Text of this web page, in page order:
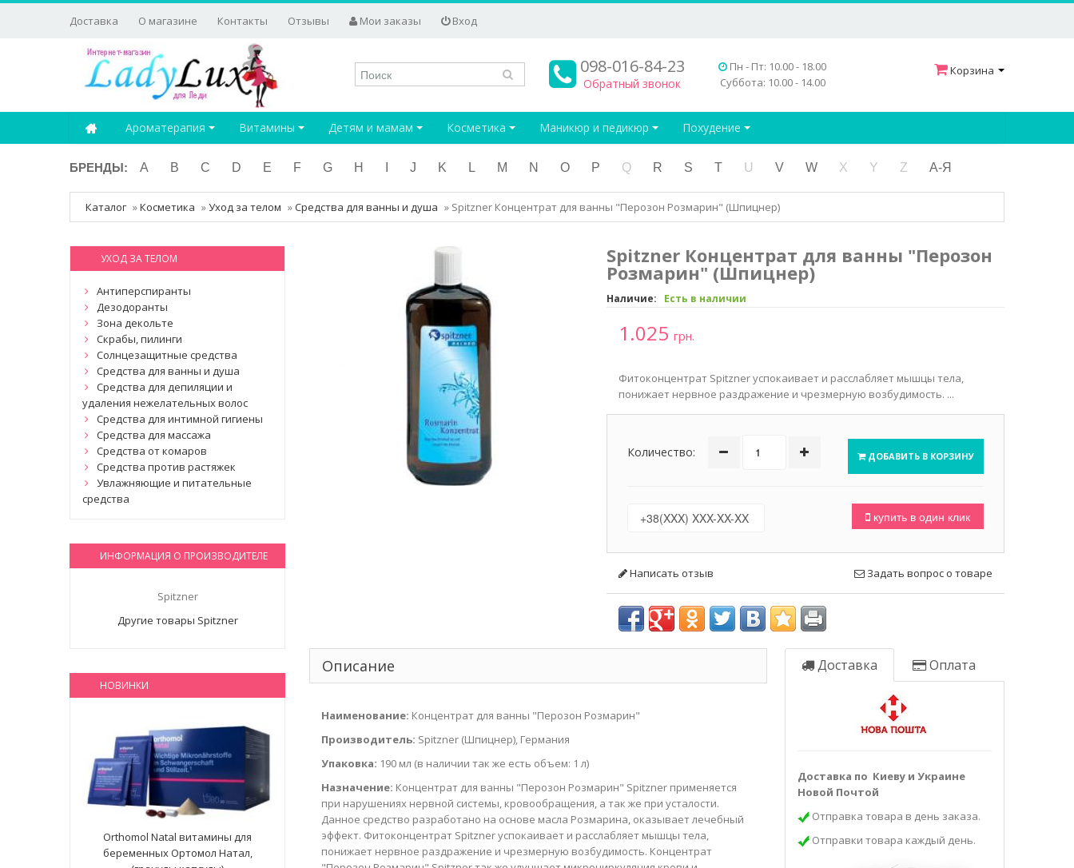
Доставка О магазине Контакты Отзывы Мои заказы Вход
098-016-84-23
Обратный звонок
Пн - Пт: 10.00 - 18.00
Суббота: 10.00 - 14.00
Корзина
Ароматерапия Витамины Детям и мамам Косметика Маникюр и педикюр Похудение
БРЕНДЫ: A B C D E F G H J K L M N O P Q R S T U V W X Y Z А-Я
Каталог »Косметика »Уход за телом »Средства для ванны и душа » Spitzner Концентрат для ванны "Перозон Розмарин" (Шпицнер)
Spitzner Концентрат для ванны "Перозон
Розмарин" (Шпицнер)
Наличие: Есть в наличии
1.025 грн.
Фитоконцентрат Spitzner успокаивает и расслабляет мышцы тела,
понижает нервное раздражение и чрезмерную возбудимость. ...
Количество: ДОБАВИТЬ В КОРЗИНУ
купить в один клик
Написать отзыв Задать вопрос о товаре
Описание
Наименование: Концентрат для ванны "Перозон Розмарин"
Производитель: Spitzner (Шпицнер), Германия
Упаковка: 190 мл (в наличии так же есть объем: 1 л)
Назначение: Концентрат для ванны "Перозон Розмарин" Spitzner применяется
при нарушениях нервной системы, кровообращения, а так же при усталости.
Данное средство разработано на основе масла Розмарина, оказывает лечебный
эффект. Фитоконцентрат Spitzner успокаивает и расслабляет мышцы тела,
понижает нервное раздражение и чрезмерную возбудимость. Концентрат
Доставка Оплата
Доставка по Киеву и Украине
Новой Почтой
Отправка товара в день заказа.
Отправки товара каждый день.
УХОД ЗА ТЕЛОМ
Антиперспиранты
Дезодоранты
Зона декольте
Скрабы, пилинги
Солнцезащитные средства
Средства для ванны и душа
Средства для депиляции и
удаления нежелательных волос
Средства для интимной гигиены
Средства для массажа
Средства от комаров
Средства против растяжек
Увлажняющие и питательные
средства
ИНФОРМАЦИЯ О ПРОИЗВОДИТЕЛЕ
Spitzner
Другие товары Spitzner
НОВИНКИ
Orthomol Natal витамины для
беременных Ортомол Натал,